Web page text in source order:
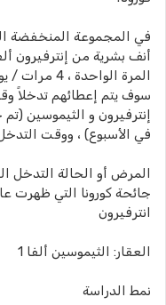
في المجموعة المنخفضة
المرة
سوف يتم إعطائهم تدخلاً
إنترفيرون و الثيموسين
في الأسبوع) ، ووقت التدخل هو
المرض أو الحالة التدخل
انترفيرون
العقار: الثيموسين ألفا 1
نمط الدراسة